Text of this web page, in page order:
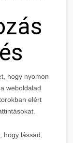
hogy nyomon
weboldalad
elért
hogy lássad,